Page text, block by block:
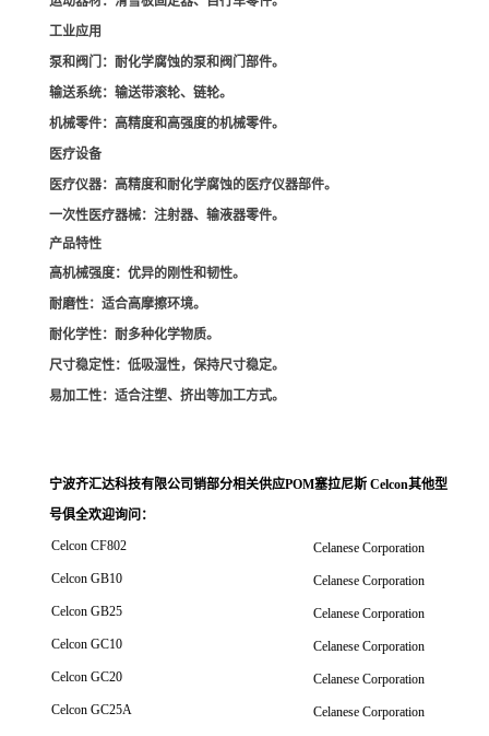
工业应用
泵和阀门 ：耐化学腐蚀的泵和阀门部件。
输送系统：输送带滚轮、链轮。
机械零件：高精度和高强度的机械零件。
医疗设备
医疗仪器：高精度和耐化学腐蚀的医疗仪器部件。
一次性医疗器械：注射器、输液器零件。
产品特性
高机械强度：优异的刚性和韧性。
耐磨性：适合高摩擦环境。
耐化学性：耐多种化学物质。
尺寸稳定性：低吸湿性，保持尺寸稳定。
易加工性：适合注塑、挤出等加工方式。
宁波齐汇达科技有限公司销部分相关供应POM塞拉尼斯 Celcon其他型
号俱全欢迎询问 ：
Celcon CF802
Celanese Corporation
Celcon GB10
Celanese Corporation
Celcon GB25
Celanese Corporation
Celcon GC10
Celanese Corporation
Celcon GC20
Celanese Corporation
Celcon GC25A
Celanese Corporation